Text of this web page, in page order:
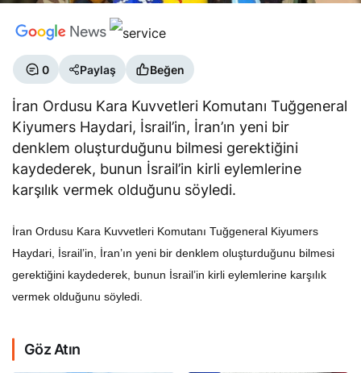
0 Paylaş Beğen
İran Ordusu Kara Kuvvetleri Komutanı Tuğgeneral
Kiyumers Haydari, İsrail’in, İran’ın yeni bir
denklem oluşturduğunu bilmesi gerektiğini
kaydederek, bunun İsrail’in kirli eylemlerine
karşılık vermek olduğunu söyledi.
İran Ordusu Kara Kuvvetleri Komutanı Tuğgeneral Kiyumers
Haydari, İsrail’in, İran’ın yeni bir denklem oluşturduğunu bilmesi
gerektiğini kaydederek, bunun İsrail’in kirli eylemlerine karşılık
vermek olduğunu söyledi.
Göz Atın